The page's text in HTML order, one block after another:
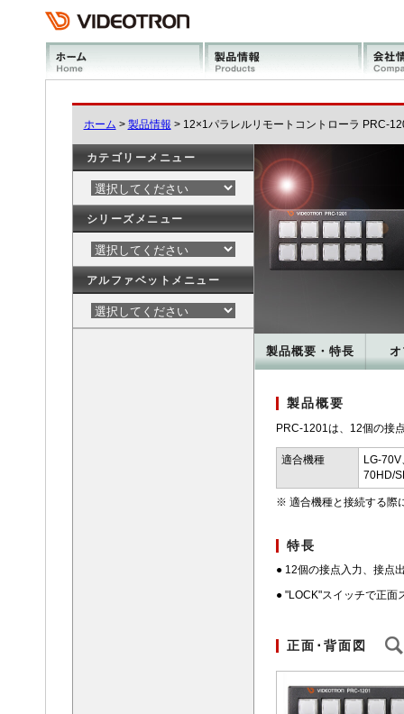
ホーム > 製品情報 > 12×1パラレルリモートコントローラ PRC-
カテゴリーメニュー
シリーズメニュー
アルファベットメニュー
製品概要・特長
製品概要
PRC-1201は、12個の接
適合機種
LG-
70HD/
※ 適合機種と接続する際
特長
● 12個の接点入力、接点
● "LOCK"スイッチで正面
正面･背面図